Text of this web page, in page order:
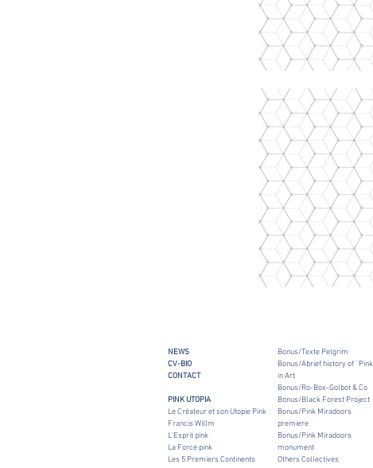
Bonus/Texte Pelgrim
Bonus/Abrief history of ¨Pink
in Art
Bonus/Ro-Box-Golbot & Co
Bonus/Black Forest Project
Bonus/Pink Miradoors
premiere
Bonus/Pink Miradoors
monument
Others Collectives
NEWS
CV-BIO
CONTACT
PINK UTOPIA
Le Créateur et son Utopie Pink
Francis Willm
L'Esprit pink
La Force pink
Les 5 Premiers Continents